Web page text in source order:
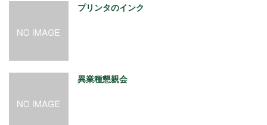
プリンタのインク
異業種懇親会